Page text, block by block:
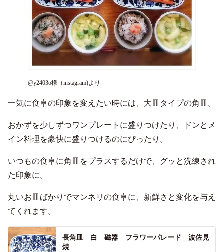
@y2403o様（instagram)より
一気に食卓の印象を変えたい時には、大皿タイプの角皿。
おかずを少しずつワンプレートに盛りつけたり、ドンとメ
イン料理を豪快に盛りつけるのにぴったり。
いつもの食卓に角皿をプラスするだけで、グッと洗練され
た印象に。
丸いお皿ばかりでマンネリの食卓に、新鮮さと変化を与え
てくれます。
長角皿 白 磁器 フラワーパレード 波佐見
焼